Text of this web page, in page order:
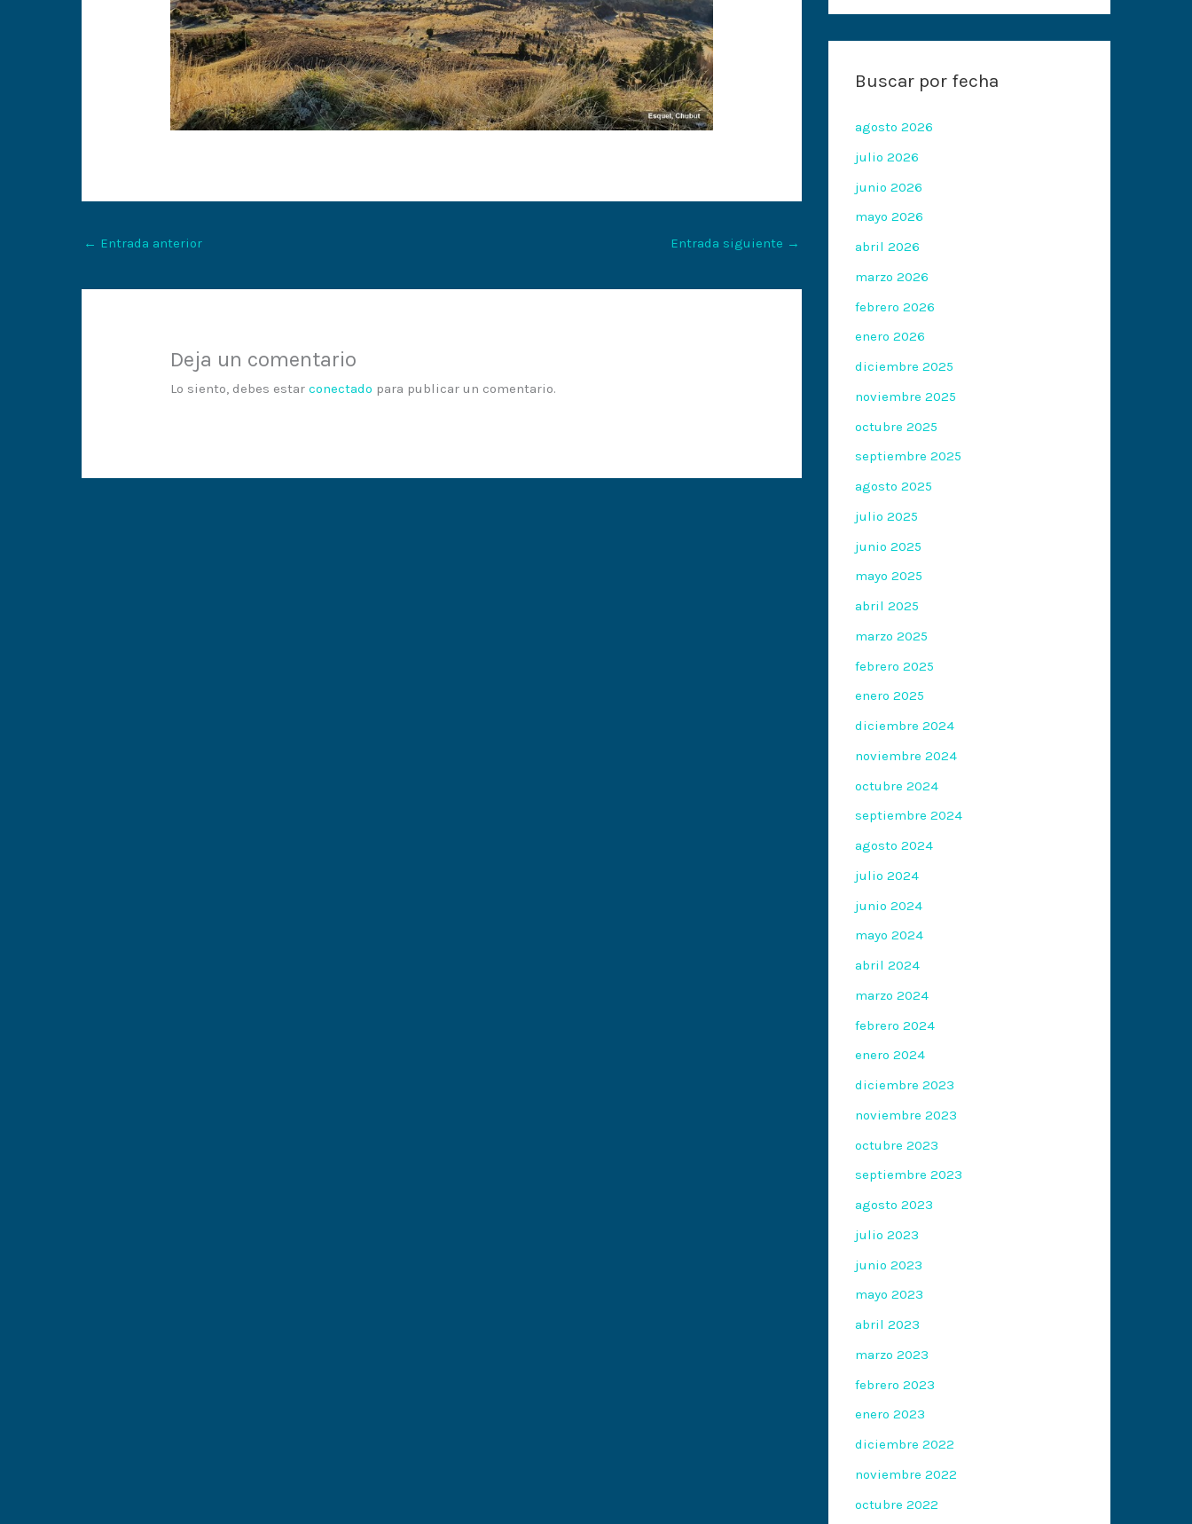
← Entrada anterior Entrada siguiente →
Deja un comentario
Lo siento, debes estarconectado para publicar un comentario.
Buscar por fecha
agosto 2026
julio 2026
junio 2026
mayo 2026
abril 2026
marzo 2026
febrero 2026
enero 2026
diciembre 2025
noviembre 2025
octubre 2025
septiembre 2025
agosto 2025
julio 2025
junio 2025
mayo 2025
abril 2025
marzo 2025
febrero 2025
enero 2025
diciembre 2024
noviembre 2024
octubre 2024
septiembre 2024
agosto 2024
julio 2024
junio 2024
mayo 2024
abril 2024
marzo 2024
febrero 2024
enero 2024
diciembre 2023
noviembre 2023
octubre 2023
septiembre 2023
agosto 2023
julio 2023
junio 2023
mayo 2023
abril 2023
marzo 2023
febrero 2023
enero 2023
diciembre 2022
noviembre 2022
octubre 2022